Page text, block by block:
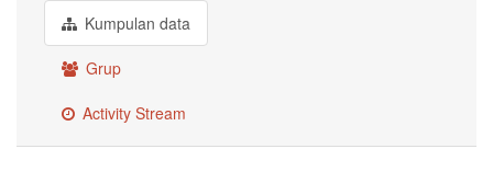
Kumpulan data
Grup
Activity Stream